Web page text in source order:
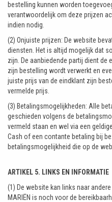
bestelling kunnen worden
verantwoordelijk om deze prijzen
indien nodig.
(2) Onjuiste prijzen: De website
diensten. Het is altijd mogelijk dat
zijn. De aanbiedende partij dient
zijn bestelling wordt verwerkt en
juiste prijs van de eindklant zijn
vermelde prijs.
(3) Betalingsmogelijkheden: Alle
geschieden volgens de
vermeld staan en wel via een
Cash of een contante betaling bij
betalingsmogelijkheid die op de
ARTIKEL 5. LINKS EN INFORMATIE
(1) De website kan links naar
MARIËN is noch voor de